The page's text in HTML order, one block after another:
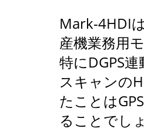
Mark-4HDI
産機業務用
特にDGPS
スキャンの
たことは
ることでし